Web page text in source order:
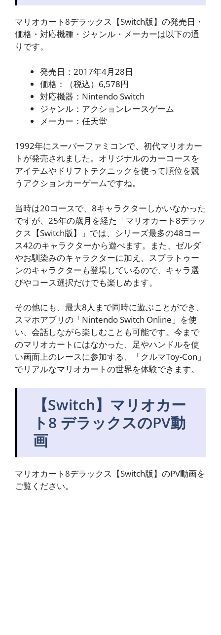
マリオカート8デラックス【Switch版】の発売日・
価格・対応機種・ジャンル・メーカーは以下の通
りです。
発売日：2017年4月28日
価格：（税込）6,578円
対応機器：Nintendo Switch
ジャンル：アクションレースゲーム
メーカー：任天堂
1992年にスーパーファミコンで、初代マリオカー
トが発売されました。オリジナルのカーコースを
アイテムやドリフトテクニックを使って順位を競
うアクションカーゲームですね。
当時は20コースで、8キャラクターしかいなかった
ですが、25年の歳月を経た「マリオカート8デラッ
クス【Switch版】」では、シリーズ最多の48コー
ス42のキャラクターから遊べます。また、ゼルダ
やお馴染みのキャラクターに加え、スプラトゥー
ンのキャラクターも登場しているので、キャラ選
びやコース選択だけでも楽しめます。
その他にも、最大8人まで同時に遊ぶことができ、
スマホアプリの「Nintendo Switch Online」を使
い、会話しながら楽しむことも可能です。今まで
のマリオカートにはなかった、足やハンドルを使
い画面上のレースに参加する、「クルマToy-Con」
でリアルなマリオカートの世界を体験できます。
【Switch】マリオカー
ト8 デラックスのPV動
画
マリオカート8デラックス【Switch版】のPV動画を
ご覧ください。